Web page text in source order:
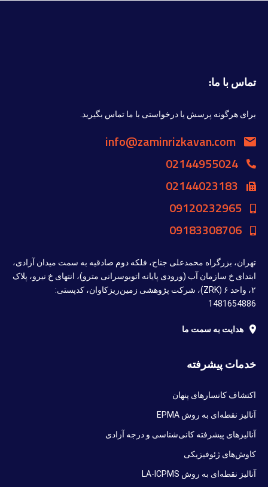
تماس با ما:
برای هرگونه پرسش یا درخواستی با ما تماس بگیرید.
info@zaminrizkavan.com
02144955024
02144023183
09120232965
09183308706
تهران، بزرگراه محمدعلی جناح، فلکه دوم صادقیه به سمت میدان آزادی،
ابتدای خ سازمان آب (ورودی پایانه اتوبوسرانی مترو)، انتهای خ نیرو، پلاک
۲، واحد ۶ (ZRK)، شرکت پژوهشی زمین‌ریزکاوان، کدپستی:
1481654886
هدایت به سمت ما
خدمات پیشرفته
اکتشاف کانسارهای پنهان
آنالیز نقطه‌ای به روش EPMA
آنالیزهای پیشرفته کانی‌شناسی و درجه آزادی
کاوش‌های ژئوفیزیکی
آنالیز نقطه‌ای به روش LA-ICPMS